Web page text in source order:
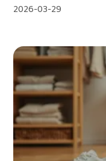
2026-03-29